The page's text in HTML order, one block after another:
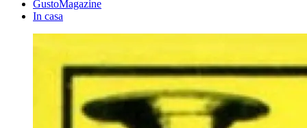
GustoMagazine
In casa